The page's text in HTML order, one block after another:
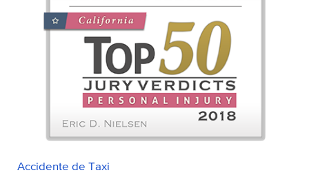
Accidente de Taxi